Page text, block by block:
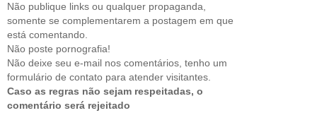
Não publique links ou qualquer propaganda,
somente se complementarem a postagem em que
está comentando.
Não poste pornografia!
Não deixe seu e-mail nos comentários, tenho um
formulário de contato para atender visitantes.
Caso as regras não sejam respeitadas, o
comentário será rejeitado